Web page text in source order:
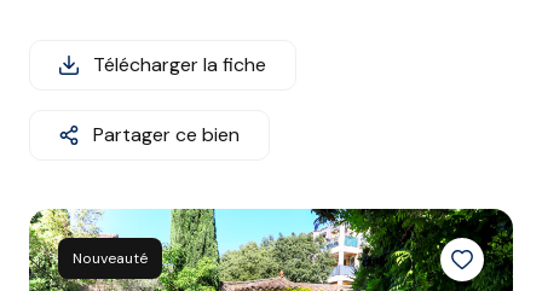
LOCATION
NOS
PARTENAIRES
Télécharger la fiche
Partager ce bien
Nouveauté